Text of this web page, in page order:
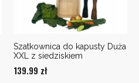
Szatkownica do kapusty Duża
XXL z siedziskiem
139.99 zł